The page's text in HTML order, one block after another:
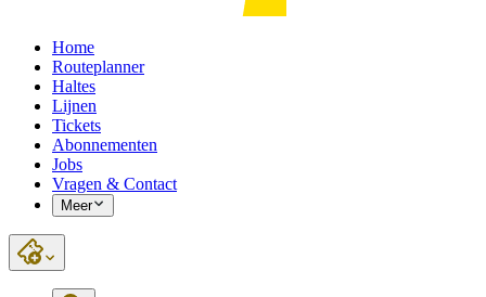
Home
Routeplanner
Haltes
Lijnen
Tickets
Abonnementen
Jobs
Vragen & Contact
Meer